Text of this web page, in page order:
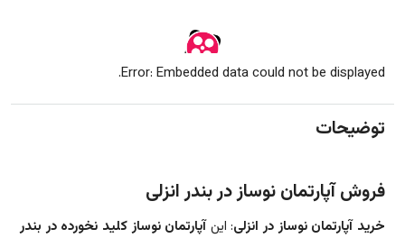
Error: Embedded data could not be displayed.
توضیحات
فروش آپارتمان نوساز در بندر انزلی
خرید آپارتمان نوساز در انزلی: اینآپارتمان نوساز کلید نخورده در بندر